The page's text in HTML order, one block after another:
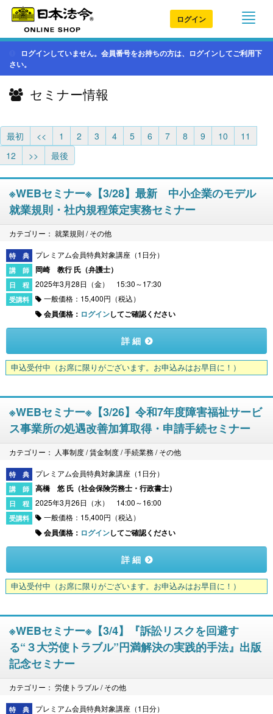
ログイン
ログインしていません。会員番号をお持ちの方は、ログインしてご利用下
さい。
セミナー情報
最初 << 1 2 3 4 5 6 7 8 9 10
11
12
>> 最後
※WEBセミナー※【3/28】最新 中小企業のモデル
就業規則・社内規程策定実務セミナー
カテゴリー： 就業規則 / その他
プレミアム会員特典対象講座（1日分）
岡崎 教行 氏（弁護士）
2025年3月28日（金） 15:30～17:30
一般価格：15,400円（税込）
会員価格： ログインしてご確認ください
詳 細
申込受付中 （お席に限りがございます。お申込みはお早目に！）
※WEBセミナー※【3/26】令和7年度障害福祉サービ
ス事業所の処遇改善加算取得・申請手続セミナー
カテゴリー： 人事制度 / 賃金制度 / 手続業務 / その他
プレミアム会員特典対象講座（1日分）
高橋 悠 氏（社会保険労務士・行政書士）
2025年3月26日（水） 14:00～16:00
一般価格：15,400円（税込）
会員価格： ログインしてご確認ください
詳 細
申込受付中 （お席に限りがございます。お申込みはお早目に！）
※WEBセミナー※【3/4】『訴訟リスクを回避す
る“３大労使トラブル”円満解決の実践的手法』出版
記念セミナー
カテゴリー： 労使トラブル / その他
プレミアム会員特典対象講座（1日分）